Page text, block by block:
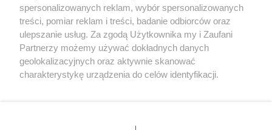
X Facebook Instagram Youtube
spersonalizowanych reklam, wybór spersonalizowanych
treści, pomiar reklam i treści, badanie odbiorców oraz
ulepszanie usług. Za zgodą Użytkownika my i Zaufani
Partnerzy możemy używać dokładnych danych
geolokalizacyjnych oraz aktywnie skanować
charakterystykę urządzenia do celów identyfikacji.
zmienić/wycofać klikając przycisk ustawień prywatności